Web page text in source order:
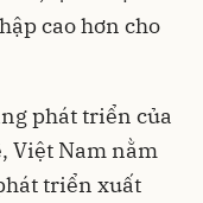
cao hơn cho
phát triển của
Việt Nam nằm
triển xuất